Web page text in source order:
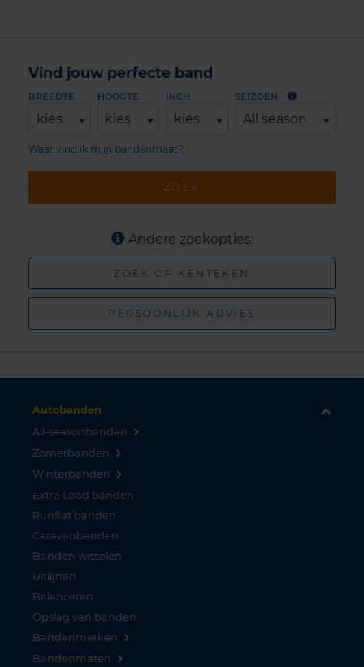
Vind jouw perfecte band
BREEDTE
kies
HOOGTE
kies
INCH
kies
SEIZOEN
All season
ZOEK
Waar vind ik mijn bandenmaat?
Andere zoekopties:
ZOEK OP KENTEKEN
PERSOONLIJK ADVIES
Autobanden
All-seasonbanden
Zomerbanden
Winterbanden
Extra Load banden
Runflat banden
Caravanbanden
Banden wisselen
Uitlijnen
Balanceren
Opslag van banden
Bandenmerken
Bandenmaten